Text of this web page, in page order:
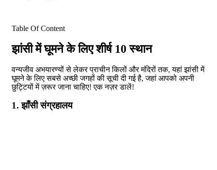
Table Of Content
झांसी में घूमने के लिए शीर्ष 10 स्थान
वन्यजीव अभयारण्यों से लेकर प्राचीन किलों और मंदिरों तक, यहां झांसी में
घूमने के लिए सबसे अच्छी जगहों की सूची दी गई है, जहां आपको अपनी
छुट्टियों में ज़रूर जाना चाहिए! एक नज़र डालें!
1. झाँसी संग्रहालय